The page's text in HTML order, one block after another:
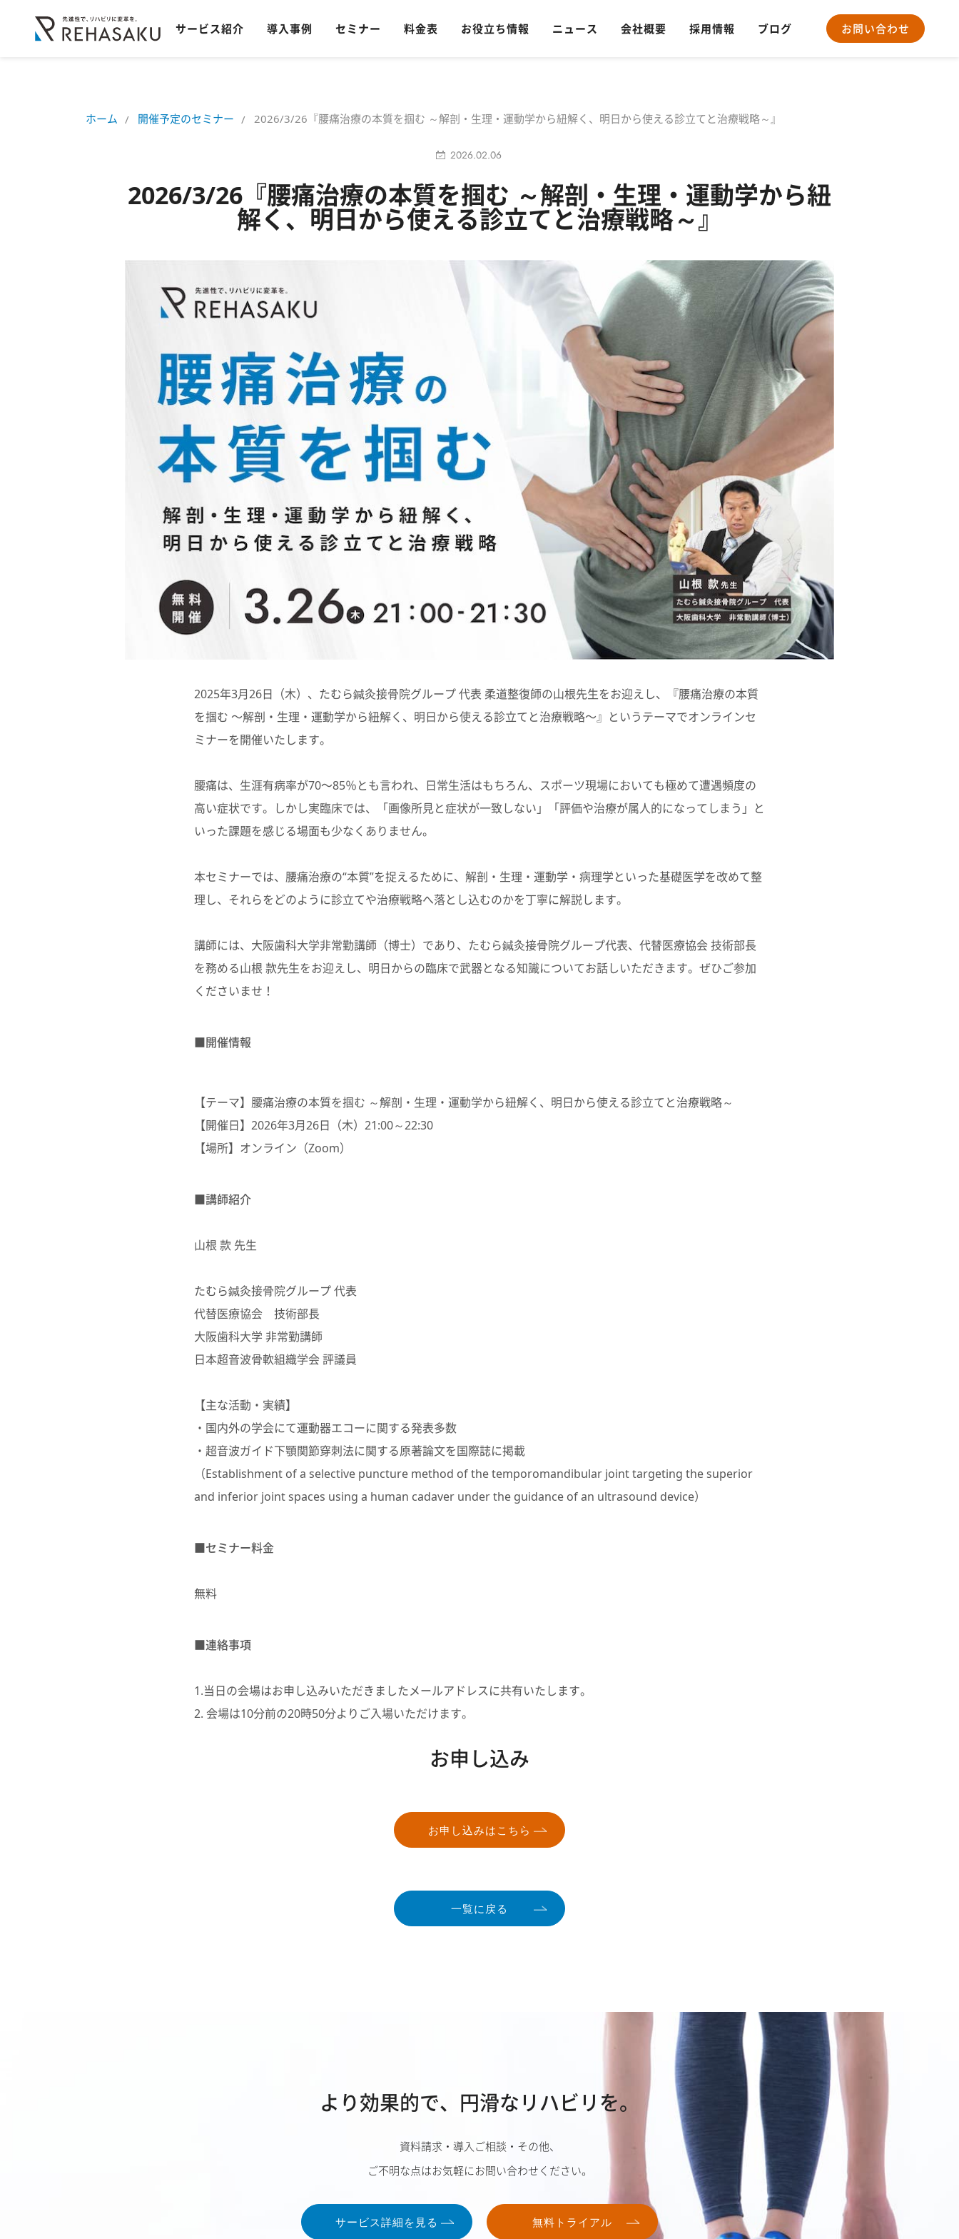
サービス紹介 導入事例 セミナー 料金表 お役立ち情報 ニュース 会社概要 採用情報 ブログ お問い合わせ
ホーム 開催予定のセミナー 2026/3/26『腰痛治療の本質を掴む ～解剖・生理・運動学から紐解く、明日から使える診立てと治療戦略～』
2026.02.06
2026/3/26『腰痛治療の本質を掴む ～解剖・生理・運動学から紐
解く、明日から使える診立てと治療戦略～』
2025年3月26日（木）、たむら鍼灸接骨院グループ 代表 柔道整復師の山根先生をお迎えし、『腰痛治療の本質
を掴む 〜解剖・生理・運動学から紐解く、明日から使える診立てと治療戦略〜』というテーマでオンラインセ
ミナーを開催いたします。
腰痛は、生涯有病率が70〜85％とも言われ、日常生活はもちろん、スポーツ現場においても極めて遭遇頻度の
高い症状です。しかし実臨床では、「画像所見と症状が一致しない」「評価や治療が属人的になってしまう」と
いった課題を感じる場面も少なくありません。
本セミナーでは、腰痛治療の“本質”を捉えるために、 解剖・生理・運動学・病理学といった基礎医学を改めて整
理し、それらをどのように診立てや治療戦略へ落とし込むのかを丁寧に解説します。
講師には、大阪歯科大学非常勤講師（博士）であり、たむら鍼灸接骨院グループ代表、代替医療協会 技術部長
を務める山根 款先生をお迎えし、明日からの臨床で武器となる知識についてお話しいただきます。ぜひご参加
くださいませ！
■開催情報
【テーマ】腰痛治療の本質を掴む ～解剖・生理・運動学から紐解く、明日から使える診立てと治療戦略～
【開催日】 2026年3月26日（木） 21:00～22:30
【場所】オンライン（Zoom）
■講師紹介
山根 款 先生
たむら鍼灸接骨院グループ 代表
代替医療協会 技術部長
大阪歯科大学 非常勤講師
日本超音波骨軟組織学会 評議員
【主な活動・実績】
・国内外の学会にて運動器エコーに関する発表多数
・超音波ガイド下顎関節穿刺法に関する原著論文を国際誌に掲載
（Establishment of a selective puncture method of the temporomandibular joint targeting the superior
and inferior joint spaces using a human cadaver under the guidance of an ultrasound device）
■セミナー料金
無料
■連絡事項
1.当日の会場はお申し込みいただきましたメールアドレスに共有いたします。
2. 会場は10分前の20時50分よりご入場いただけます。
お申し込み
お申し込みはこちら
一覧に戻る
より効果的で、 円滑なリハビリを。
資料請求・導入ご相談・その他、
ご不明な点はお気軽にお問い合わせください。
サービス詳細を見る 無料トライアル